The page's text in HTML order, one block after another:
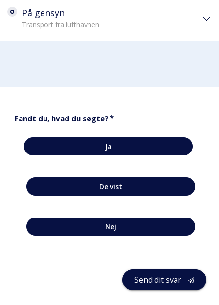
På gensyn
Transport fra lufthavnen
Fandt du, hvad du søgte? *
Ja
Delvist
Nej
Send dit svar